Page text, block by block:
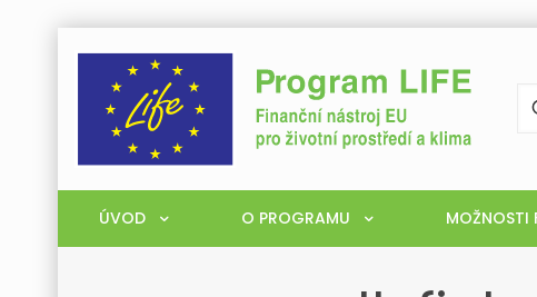
ÚVOD O PROGRAMU MOŽNOSTI